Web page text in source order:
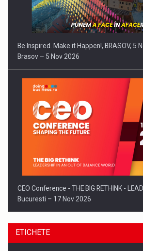
Be Inspired. Make it Happen!, BRASOV, 5
Brasov – 5 Nov 2026
CEO Conference - THE BIG RETHINK -
Bucuresti – 17 Nov 2026
ETICHETE